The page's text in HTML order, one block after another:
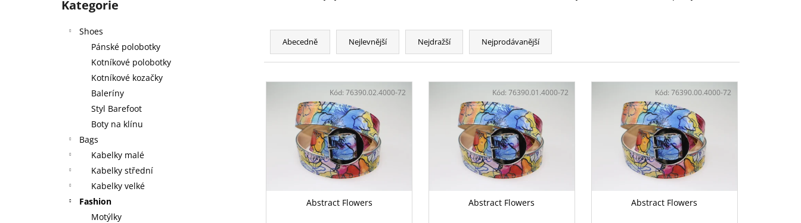
kategorie
Kategorie
Shoes
Pánské polobotky
Kotníkové polobotky
Kotníkové kozačky
Baleríny
Styl Barefoot
Boty na klínu
Bags
Kabelky malé
Kabelky střední
Kabelky velké
Fashion
Motýlky
Ř
z
Abecedně Nejlevnější Nejdražší Nejprodávanější
V
Abstract Flowers
Kód:76390.02.4000-72
Abstract Flowers
Kód: 76390.01.4000-72
Abstract Flowers
Kód: 76390.00.4000-72